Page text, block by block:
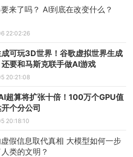
来了吗？ AI到底在改变什么？
22:02:26
可玩3D世界！谷歌虚拟世界生成
要和马斯克联手做AI游戏
20:21:08
超算将扩张十倍！100万个GPU值
个分公司
20:18:10
假信息取代真相 大模型如何一步
类的文明？